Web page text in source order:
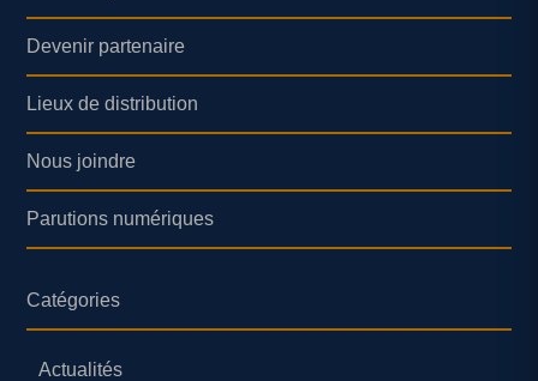
Devenir partenaire
Lieux de distribution
Nous joindre
Parutions numériques
Catégories
Actualités